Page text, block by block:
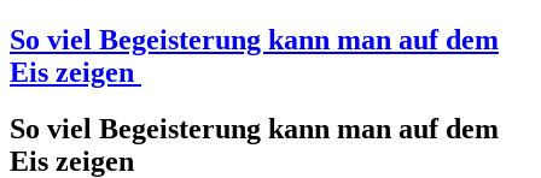
So viel Begeisterung kann man auf dem
Eis zeigen
So viel Begeisterung kann man auf dem
Eis zeigen